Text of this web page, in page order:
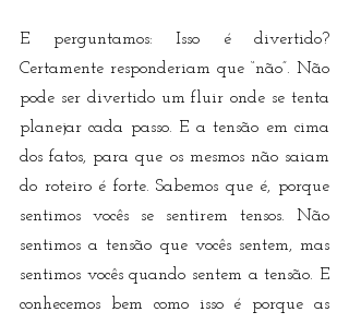
E perguntamos: Isso é divertido?
Certamente responderiam que “não”. Não
pode ser divertido um fluir onde se tenta
planejar cada passo. E a tensão em cima
dos fatos, para que os mesmos não saiam
do roteiro é forte. Sabemos que é, porque
sentimos vocês se sentirem tensos. Não
sentimos a tensão que vocês sentem, mas
sentimos vocês quando sentem a tensão. E
conhecemos bem como isso é porque as